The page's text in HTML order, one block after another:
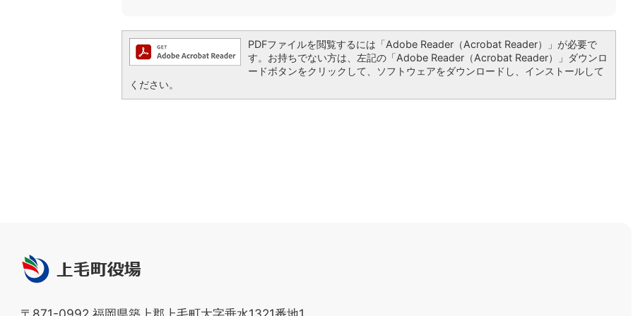
PDFファイルを閲覧するには「Adobe Reader（Acrobat Reader）」が必要で
す。お持ちでない方は、左記の「Adobe Reader（Acrobat Reader）」ダウンロ
ードボタンをクリックして、ソフトウェアをダウンロードし、インストールして
ください。
上
毛